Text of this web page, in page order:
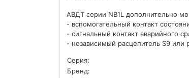
АВДТ серии NB1L дополнительно
- вспомогательный контакт
- сигнальный контакт аварийного
- независимый расцепитель S9
Серия:
Бренд: